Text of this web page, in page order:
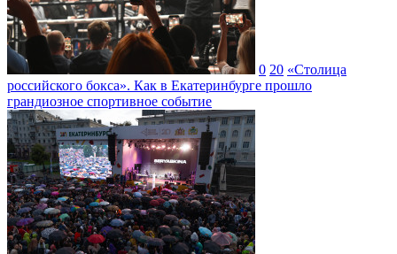
0 20 «Столица
российского бокса». Как в Екатеринбурге прошло
грандиозное спортивное событие